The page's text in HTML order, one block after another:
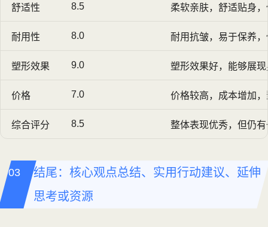
舒适性 8.5 柔软亲肤，舒适贴身
耐用性 8.0 耐用抗皱，易于保养
塑形效果 9.0 塑形效果好，能够展
价格 7.0 价格较高，成本增加
综合评分 8.5 整体表现优秀，但仍
结尾：核心观点总结、实用行动建议、延伸
思考或资源